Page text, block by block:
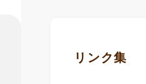
リンク集